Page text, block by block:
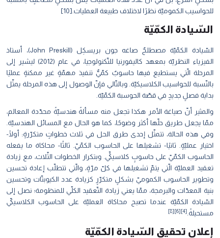
للحواسيب الكموميّة نظرًا لاختلاف طبيعة العمليات.[10]
السّيادة الكمّيّة
السّيادة الكمّيّة مصطلحٌ صاغه جون بريسكِل (John Preskill)، أستاذ
الفيزياء النظريّة بمعهد كاليفورنيا للتّكنولوجيا، في عام (2012) ليشير إلى
المرحلة الّتي يستطيع فيها حاسوبٌ كمّيٌّ تنفيذ مهمّةٍ غير ممكنةٍ عمليًا
بالنّسبة للحواسيب الكلاسيكيّة. وبالتّالي فإنّ الوصول إلى هذه المرحلة يمثّل
بداية فصلٍ جديدٍ في قصّة الحوسبة الكمّيّة.
والمثير أنّ صياغة اﻷمر هكذا تجعل منه مسألةً هندسيّةً محدّدة المعالم،
ممّا يجعل طريق حلّها أكثر وضوحًا، كما هو الحال مع المسائل الهندسيّة.
وفي هذه الحالة، تتمثّل إحدى طرق الحل في ثلاث خطواتٍ متكرّرةٍ: أولًا-
اختيار عمليّةٍ. ثانيًا- تشغيلها على الحاسوب الكمّيّ. ثالثًا- محاكاة ما يفعله
الحاسوب الكمّيّ على حاسوبٍ كلاسيكيٍّ. وبتكرار الخطوات الثّلاث، مع زيادة
تعقيد العمليّة الّتي يتمّ تشغيلها في كلّ مرّةٍ، والّتي تتطلّب إعادة تحسين
وتطوير الحاسوب الكموميّ بشكلٍ متكرّرٍ كزيادة عدد الكيوبتّات وتحسين
بنية المعدّات والبرمجة، ممّا يعني زيادة التّعقيد الكلّي للمنظومة؛ نصل إلى
السّيادة الكمّيّة عندما تصبح محاكاة العمليّة على الحاسوب الكلاسيكيّ
مستحيلةً. [4][6][8]
إعلان تحقيق السّيادة الكمّيّة